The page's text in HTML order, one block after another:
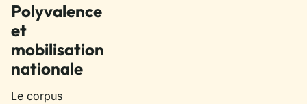
Polyvalence
et
mobilisation
nationale
Le corpus